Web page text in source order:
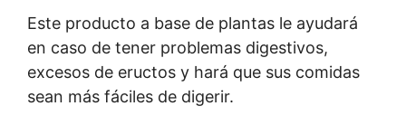
Este producto a base de plantas le ayudará
en caso de tener problemas digestivos,
excesos de eructos y hará que sus comidas
sean más fáciles de digerir.